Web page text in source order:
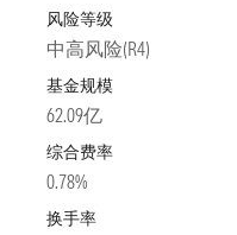
风险等级
中高风险(R4)
基金规模
62.09亿
综合费率
0.78%
换手率